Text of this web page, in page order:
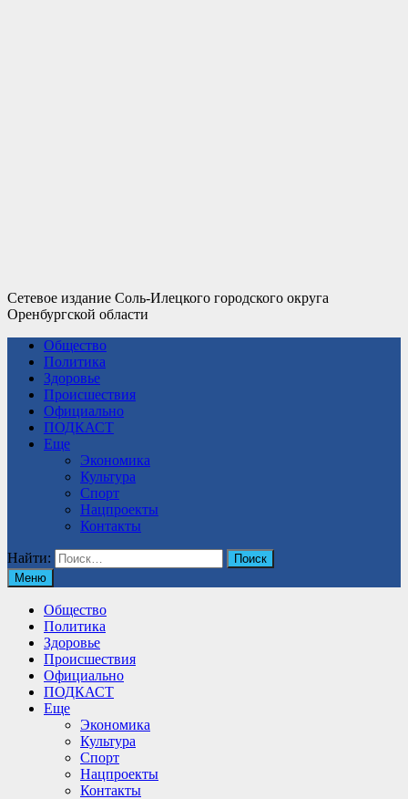
Сетевое издание Соль-Илецкого городского округа
Оренбургской области
Общество
Политика
Здоровье
Происшествия
Официально
ПОДКАСТ
Еще
Экономика
Культура
Спорт
Нацпроекты
Контакты
Найти:
Меню
Общество
Политика
Здоровье
Происшествия
Официально
ПОДКАСТ
Еще
Экономика
Культура
Спорт
Нацпроекты
Контакты